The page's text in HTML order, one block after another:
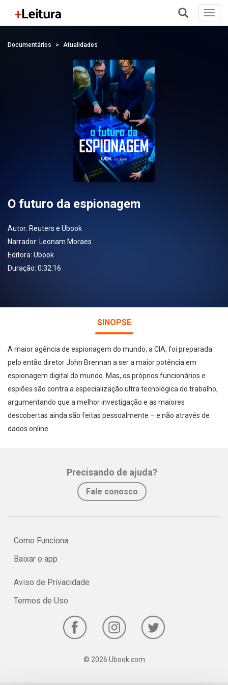
Documentários Atualidades
O futuro da espionagem
Autor: Reuters e Ubook
Narrador: Leonam Moraes
Editora: Ubook
Duração: 0:32:16
SINOPSE
A maior agência de espionagem do mundo, a CIA, foi preparada
pelo então diretor John Brennan a ser a maior potência em
espionagem digital do mundo. Mas, os próprios funcionários e
espiões são contra a especialização ultra tecnológica do trabalho,
argumentando que a melhor investigação e as maiores
descobertas ainda são feitas pessoalmente – e não através de
dados online.
Precisando de ajuda?
Fale conosco
Como Funciona
Baixar o app
Aviso de Privacidade
Termos de Uso
© 2026 Ubook.com